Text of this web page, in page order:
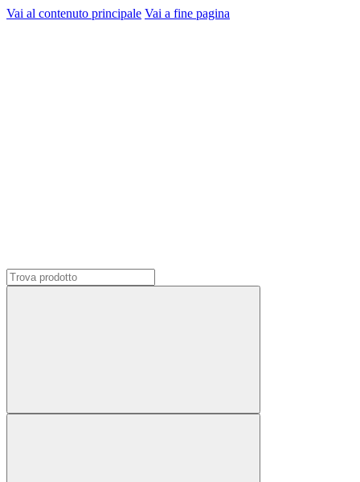
Vai al contenuto principale Vai a fine pagina